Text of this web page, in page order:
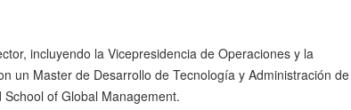
incluyendo la Vicepresidencia de Operaciones y la
un Master de Desarrollo de Tecnología y Administración de
of Global Management.